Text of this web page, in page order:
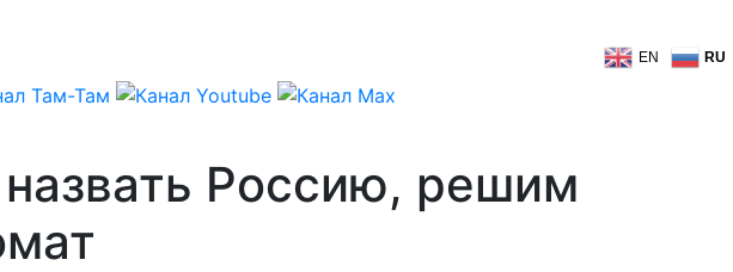
EN RU
Россию, решим